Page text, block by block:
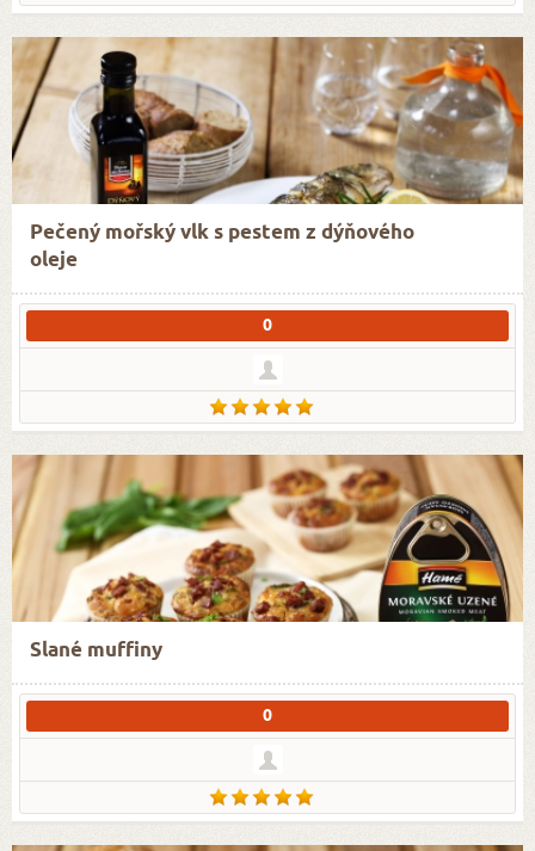
Pečený mořský vlk s pestem z dýňového
oleje
0
Slané muffiny
0